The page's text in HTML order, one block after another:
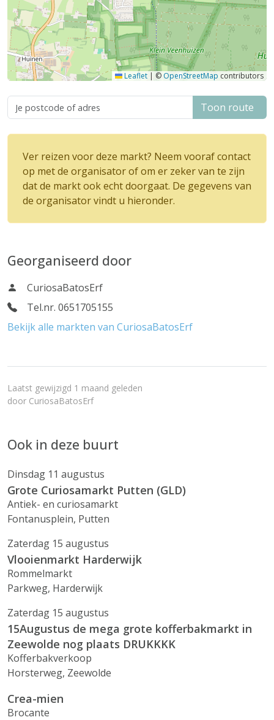
Leaflet | © OpenStreetMap contributors
Toon route
Ver reizen voor deze markt? Neem vooraf contact
op met de organisator of om er zeker van te zijn
dat de markt ook echt doorgaat. De gegevens van
de organisator vindt u hieronder.
Georganiseerd door
CuriosaBatosErf
Tel.nr. 0651705155
Bekijk alle markten van CuriosaBatosErf
Laatst gewijzigd 1 maand geleden
door CuriosaBatosErf
Ook in deze buurt
Dinsdag 11 augustus
Grote Curiosamarkt Putten (GLD)
Antiek- en curiosamarkt
Fontanusplein, Putten
Zaterdag 15 augustus
Vlooienmarkt Harderwijk
Rommelmarkt
Parkweg, Harderwijk
Zaterdag 15 augustus
15Augustus de mega grote kofferbakmarkt in
Zeewolde nog plaats DRUKKKK
Kofferbakverkoop
Horsterweg, Zeewolde
Crea-mien
Brocante